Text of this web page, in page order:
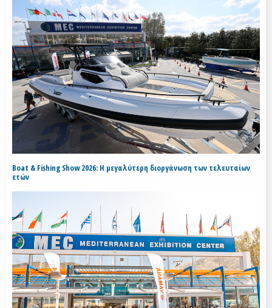
Boat & Fishing Show 2026: Η μεγαλύτερη διοργάνωση των τελευταίων
ετών